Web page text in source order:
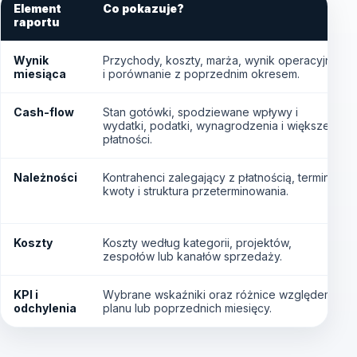
Element
raportu
Co pokazuje?
Wynik
miesiąca
Przychody, koszty, marża, wynik operacyjny
i porównanie z poprzednim okresem.
Cash-flow
Stan gotówki, spodziewane wpływy i
wydatki, podatki, wynagrodzenia i większe
płatności.
Należności
Kontrahenci zalegający z płatnością, terminy,
kwoty i struktura przeterminowania.
Koszty
Koszty według kategorii, projektów,
zespołów lub kanałów sprzedaży.
KPI i
odchylenia
Wybrane wskaźniki oraz różnice względem
planu lub poprzednich miesięcy.